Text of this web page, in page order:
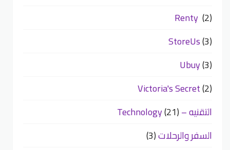
Renty (2)
StoreUs(3)
Ubuy(3)
Victoria's Secret(2)
التقنيه – Technology(21)
السفر والرحلات(3)